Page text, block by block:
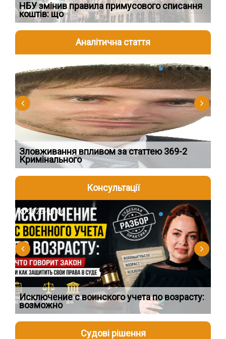
НБУ змінив правила примусового списання
коштів: що
Аналітична стаття
2026-08-04
Зловживання впливом за статтею 369-2
Кримінального
Консультації
2026-08-06
Исключение с воинского учета по возрасту:
возможно
Судові рішення